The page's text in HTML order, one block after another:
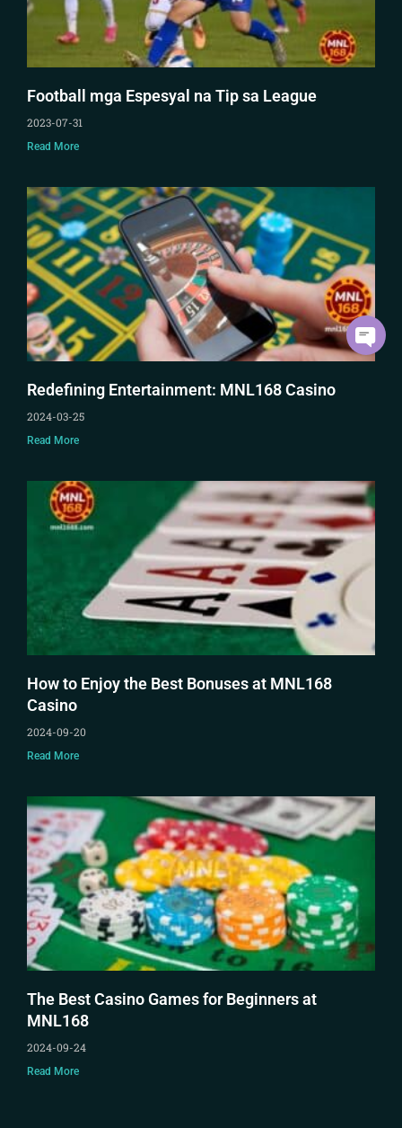
Football mga Espesyal na Tip sa League
2023-07-31
Read More
Redefining Entertainment: MNL168 Casino
2024-03-25
Read More
How to Enjoy the Best Bonuses at MNL168
Casino
2024-09-20
Read More
The Best Casino Games for Beginners at
MNL168
2024-09-24
Read More